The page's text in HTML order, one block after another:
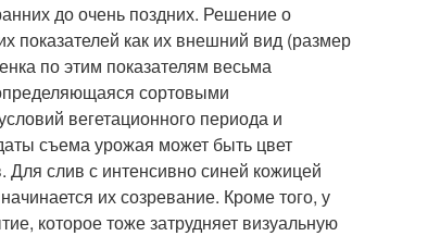
до очень поздних. Решение о
показателей как их внешний вид (размер
по этим показателям весьма
сортовыми
вегетационного периода и
съема урожая может быть цвет
Для слив с интенсивно синей кожицей
их созревание. Кроме того, у
которое тоже затрудняет визуальную